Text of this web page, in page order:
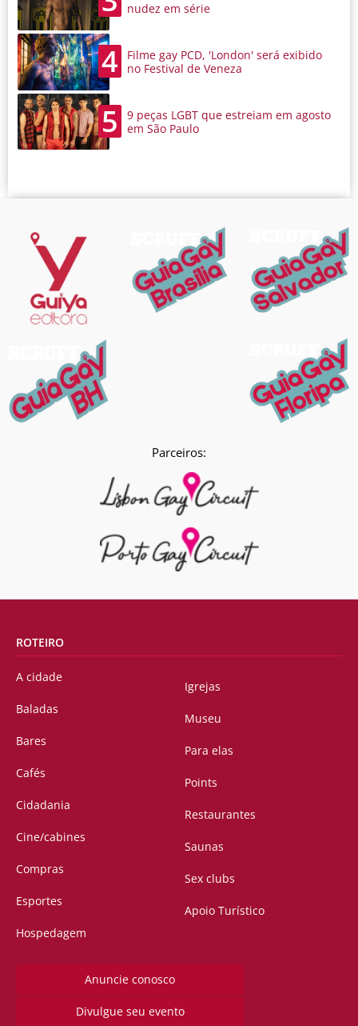
nudez em série
4
Filme gay PCD, 'London' será exibido
no Festival de Veneza
5
9 peças LGBT que estreiam em agosto
em São Paulo
Parceiros:
ROTEIRO
A cidade
Baladas
Bares
Cafés
Cidadania
Cine/cabines
Compras
Esportes
Hospedagem
Igrejas
Museu
Para elas
Points
Restaurantes
Saunas
Sex clubs
Apoio Turístico
Anuncie conosco
Divulgue seu evento